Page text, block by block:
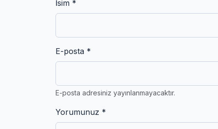
İsim *
E-posta *
E-posta adresiniz yayınlanmayacaktır.
Yorumunuz *